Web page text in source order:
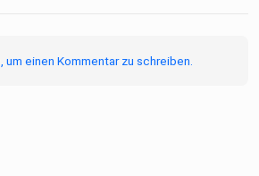
um einen Kommentar zu schreiben.